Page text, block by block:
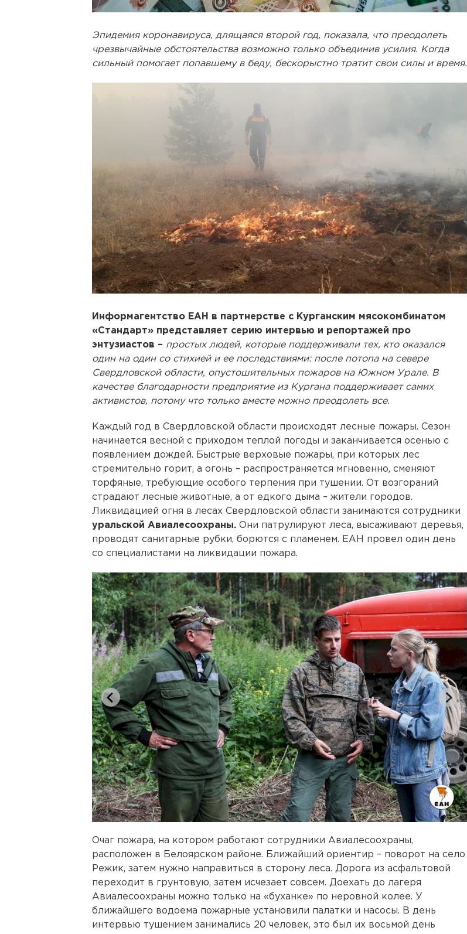
Эпидемия коронавируса, длящаяся второй год, показала, что преодолеть
чрезвычайные обстоятельства возможно только объединив усилия. Когда
сильный помогает попавшему в беду, бескорыстно тратит свои силы и время.
Информагентство ЕАН в партнерстве с Курганским мясокомбинатом
«Стандарт» представляет серию интервью и репортажей про
энтузиастов – простых людей, которые поддерживали тех, кто оказался
один на один со стихией и ее последствиями: после потопа на севере
Свердловской области, опустошительных пожаров на Южном Урале. В
качестве благодарности предприятие из Кургана поддерживает самих
активистов, потому что только вместе можно преодолеть все.
Каждый год в Свердловской области происходят лесные пожары. Сезон
начинается весной с приходом теплой погоды и заканчивается осенью с
появлением дождей. Быстрые верховые пожары, при которых лес
стремительно горит, а огонь – распространяется мгновенно, сменяют
торфяные, требующие особого терпения при тушении. От возгораний
страдают лесные животные, а от едкого дыма – жители городов.
Ликвидацией огня в лесах Свердловской области занимаются сотрудники
уральской Авиалесоохраны. Они патрулируют леса, высаживают деревья,
проводят санитарные рубки, борются с пламенем. ЕАН провел один день
со специалистами на ликвидации пожара.
Очаг пожара, на котором работают сотрудники Авиалесоохраны,
расположен в Белоярском районе. Ближайший ориентир – поворот на село
Режик, затем нужно направиться в сторону леса. Дорога из асфальтовой
переходит в грунтовую, затем исчезает совсем. Доехать до лагеря
Авиалесоохраны можно только на «буханке» по неровной колее. У
ближайшего водоема пожарные установили палатки и насосы. В день
интервью тушением занимались 20 человек, это был их восьмой день